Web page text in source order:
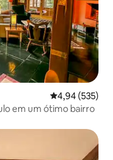
4,94 de uma
4,94 (535)
em um ótimo bairro